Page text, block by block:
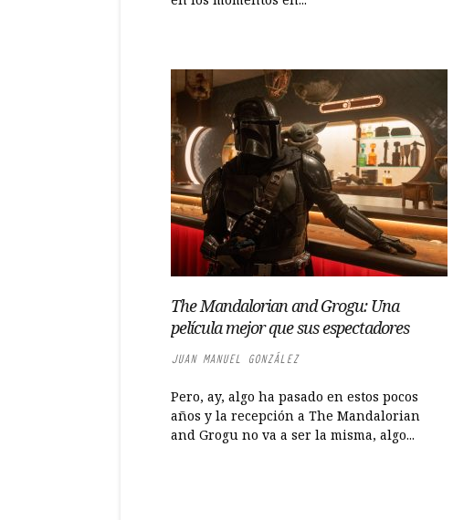
The Mandalorian and Grogu: Una
película mejor que sus espectadores
JUAN MANUEL GONZÁLEZ
Pero, ay, algo ha pasado en estos pocos
años y la recepción a The Mandalorian
and Grogu no va a ser la misma, algo...